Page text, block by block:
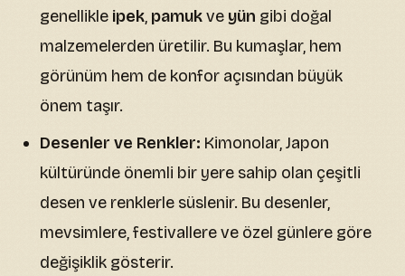
genellikle ipek, pamukve yün gibi doğal
malzemelerden üretilir. Bu kumaşlar, hem
görünüm hem de konfor açısından büyük
önem taşır.
Desenler ve Renkler: Kimonolar, Japon
kültüründe önemli bir yere sahip olan çeşitli
desen ve renklerle süslenir. Bu desenler,
mevsimlere, festivallere ve özel günlere göre
değişiklik gösterir.